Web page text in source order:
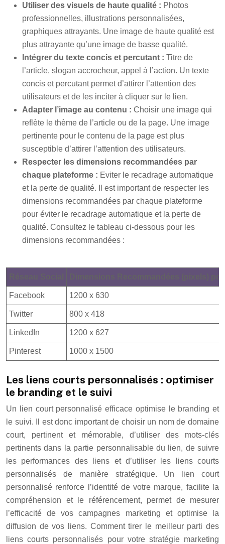
Utiliser des visuels de haute qualité : Photos
professionnelles, illustrations personnalisées,
graphiques attrayants. Une image de haute qualité est
plus attrayante qu’une image de basse qualité.
Intégrer du texte concis et percutant : Titre de
l’article, slogan accrocheur, appel à l’action. Un texte
concis et percutant permet d’attirer l’attention des
utilisateurs et de les inciter à cliquer sur le lien.
Adapter l’image au contenu : Choisir une image qui
reflète le thème de l’article ou de la page. Une image
pertinente pour le contenu de la page est plus
susceptible d’attirer l’attention des utilisateurs.
Respecter les dimensions recommandées par
chaque plateforme : Eviter le recadrage automatique
et la perte de qualité. Il est important de respecter les
dimensions recommandées par chaque plateforme
pour éviter le recadrage automatique et la perte de
qualité. Consultez le tableau ci-dessous pour les
dimensions recommandées :
Facebook 1200 x 630
Twitter 800 x 418
LinkedIn 1200 x 627
Pinterest 1000 x 1500
Les liens courts personnalisés : optimiser
le branding et le suivi
Un lien court personnalisé efficace optimise le branding et
le suivi. Il est donc important de choisir un nom de domaine
court, pertinent et mémorable, d’utiliser des mots-clés
pertinents dans la partie personnalisable du lien, de suivre
les performances des liens et d’utiliser les liens courts
personnalisés de manière stratégique. Un lien court
personnalisé renforce l’identité de votre marque, facilite la
compréhension et le référencement, permet de mesurer
l’efficacité de vos campagnes marketing et optimise la
diffusion de vos liens. Comment tirer le meilleur parti des
liens courts personnalisés pour votre stratégie marketing